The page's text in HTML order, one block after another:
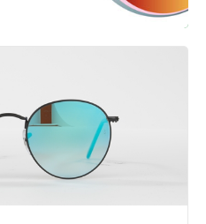
объяснить (также,
с
астигматизм)
астигматизм).